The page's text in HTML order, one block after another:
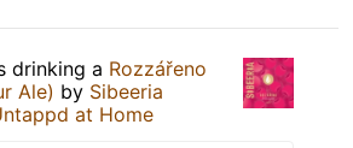
drinking a Rozzářeno
Ale) by Sibeeria
at Home